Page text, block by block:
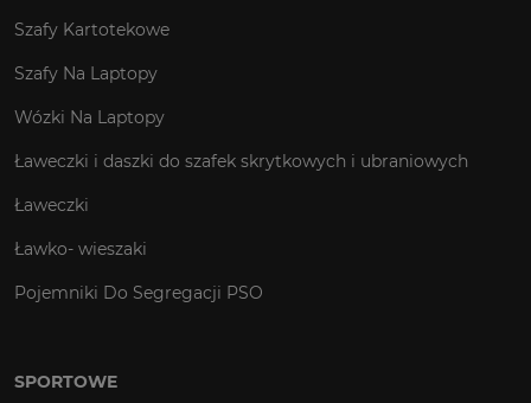
Szafy Kartotekowe
Szafy Na Laptopy
Wózki Na Laptopy
Ławeczki i daszki do szafek skrytkowych i ubraniowych
Ławeczki
Ławko- wieszaki
Pojemniki Do Segregacji PSO
SPORTOWE